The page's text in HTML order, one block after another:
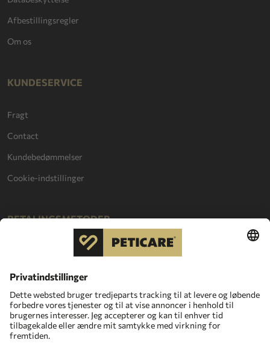
Afbestillingsregler
Om os
KUNDESERVICE
Fragt
Contact
Kundebedømmelser
Cookie-indstillinger
BETALINGSMETODER